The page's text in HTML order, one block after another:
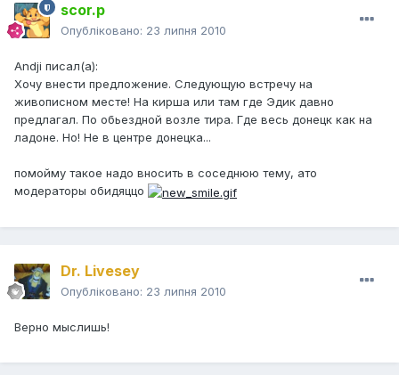
scor.p
Опубліковано: 23 липня 2010
Andji писал(а):
Хочу внести предложение. Следующую встречу на
живописном месте! На кирша или там где Эдик давно
предлагал. По обьездной возле тира. Где весь донецк как на
ладоне. Но! Не в центре донецка...
помойму такое надо вносить в соседнюю тему, ато
модераторы обидяццо
Dr. Livesey
Опубліковано: 23 липня 2010
Верно мыслишь!